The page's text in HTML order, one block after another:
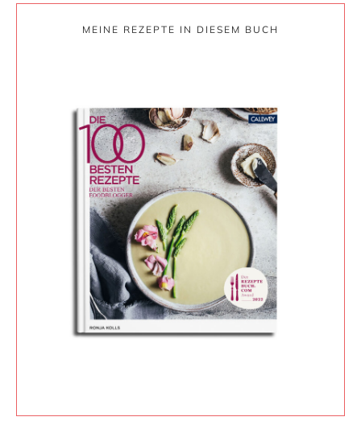
MEINE REZEPTE IN DIESEM BUCH